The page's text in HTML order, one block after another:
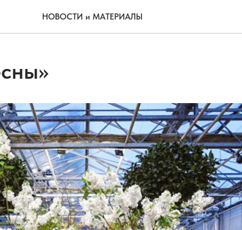
НОВОСТИ и МАТЕРИАЛЫ